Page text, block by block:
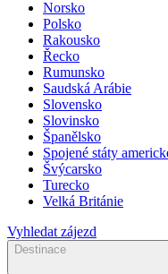
Norsko
Polsko
Rakousko
Řecko
Rumunsko
Saudská Arábie
Slovensko
Slovinsko
Španělsko
Spojené státy
Švýcarsko
Turecko
Velká Británie
Vyhledat zájezd
Destinace